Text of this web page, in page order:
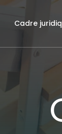
Cadre